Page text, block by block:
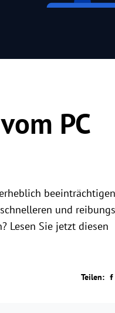
PC
und
Lesen Sie jetzt diesen
Teilen: